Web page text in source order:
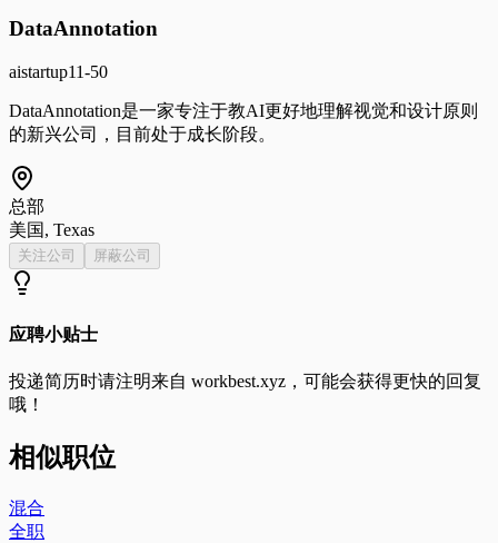
DataAnnotation
aistartup11-50
DataAnnotation是一家专注于教AI更好地理解视觉和设计原则
的新兴公司，目前处于成长阶段。
总部
美国, Texas
关注公司 屏蔽公司
应聘小贴士
投递简历时请注明来自 workbest.xyz ，可能会获得更快的回复
哦！
相似职位
混合
全职